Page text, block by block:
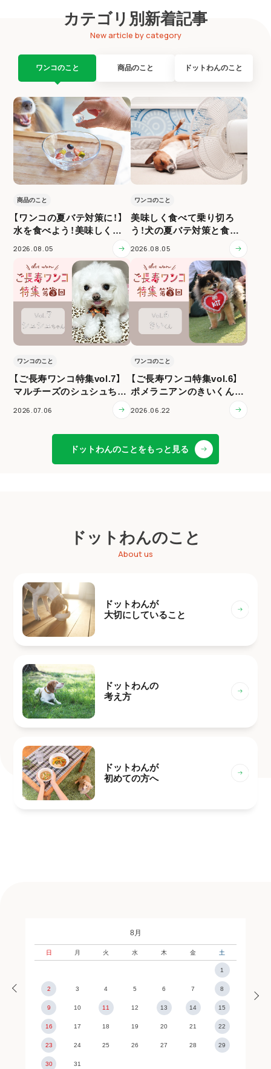
カテゴリ別新着記事
New article by category
ワンコのこと 商品のこと ドットわんのこと
商品のこと
【ワンコの夏バテ対策に！】
水を食べよう！美味しく水
2026.08.05
ワンコのこと
美味しく食べて乗り切ろ
う！犬の夏バテ対策と食事
2026.08.05
ワンコのこと
【ご長寿ワンコ特集vol.7】
マルチーズのシュシュちゃ
2026.07.06
ワンコのこと
【ご長寿ワンコ特集vol.6】
ポメラニアンのきいくん（1
2026.06.22
ドットわんのことをもっと見る
ドットわんのこと
About us
ドットわんが
大切にしていること
ドットわんの
考え方
ドットわんが
初めての方へ
8月
日 月 火 水 木 金 土
1
2 3 4 5 6 7 8
9 10 11 12 13 14 15
16 17 18 19 20 21 22
23 24 25 26 27 28 29
30 31